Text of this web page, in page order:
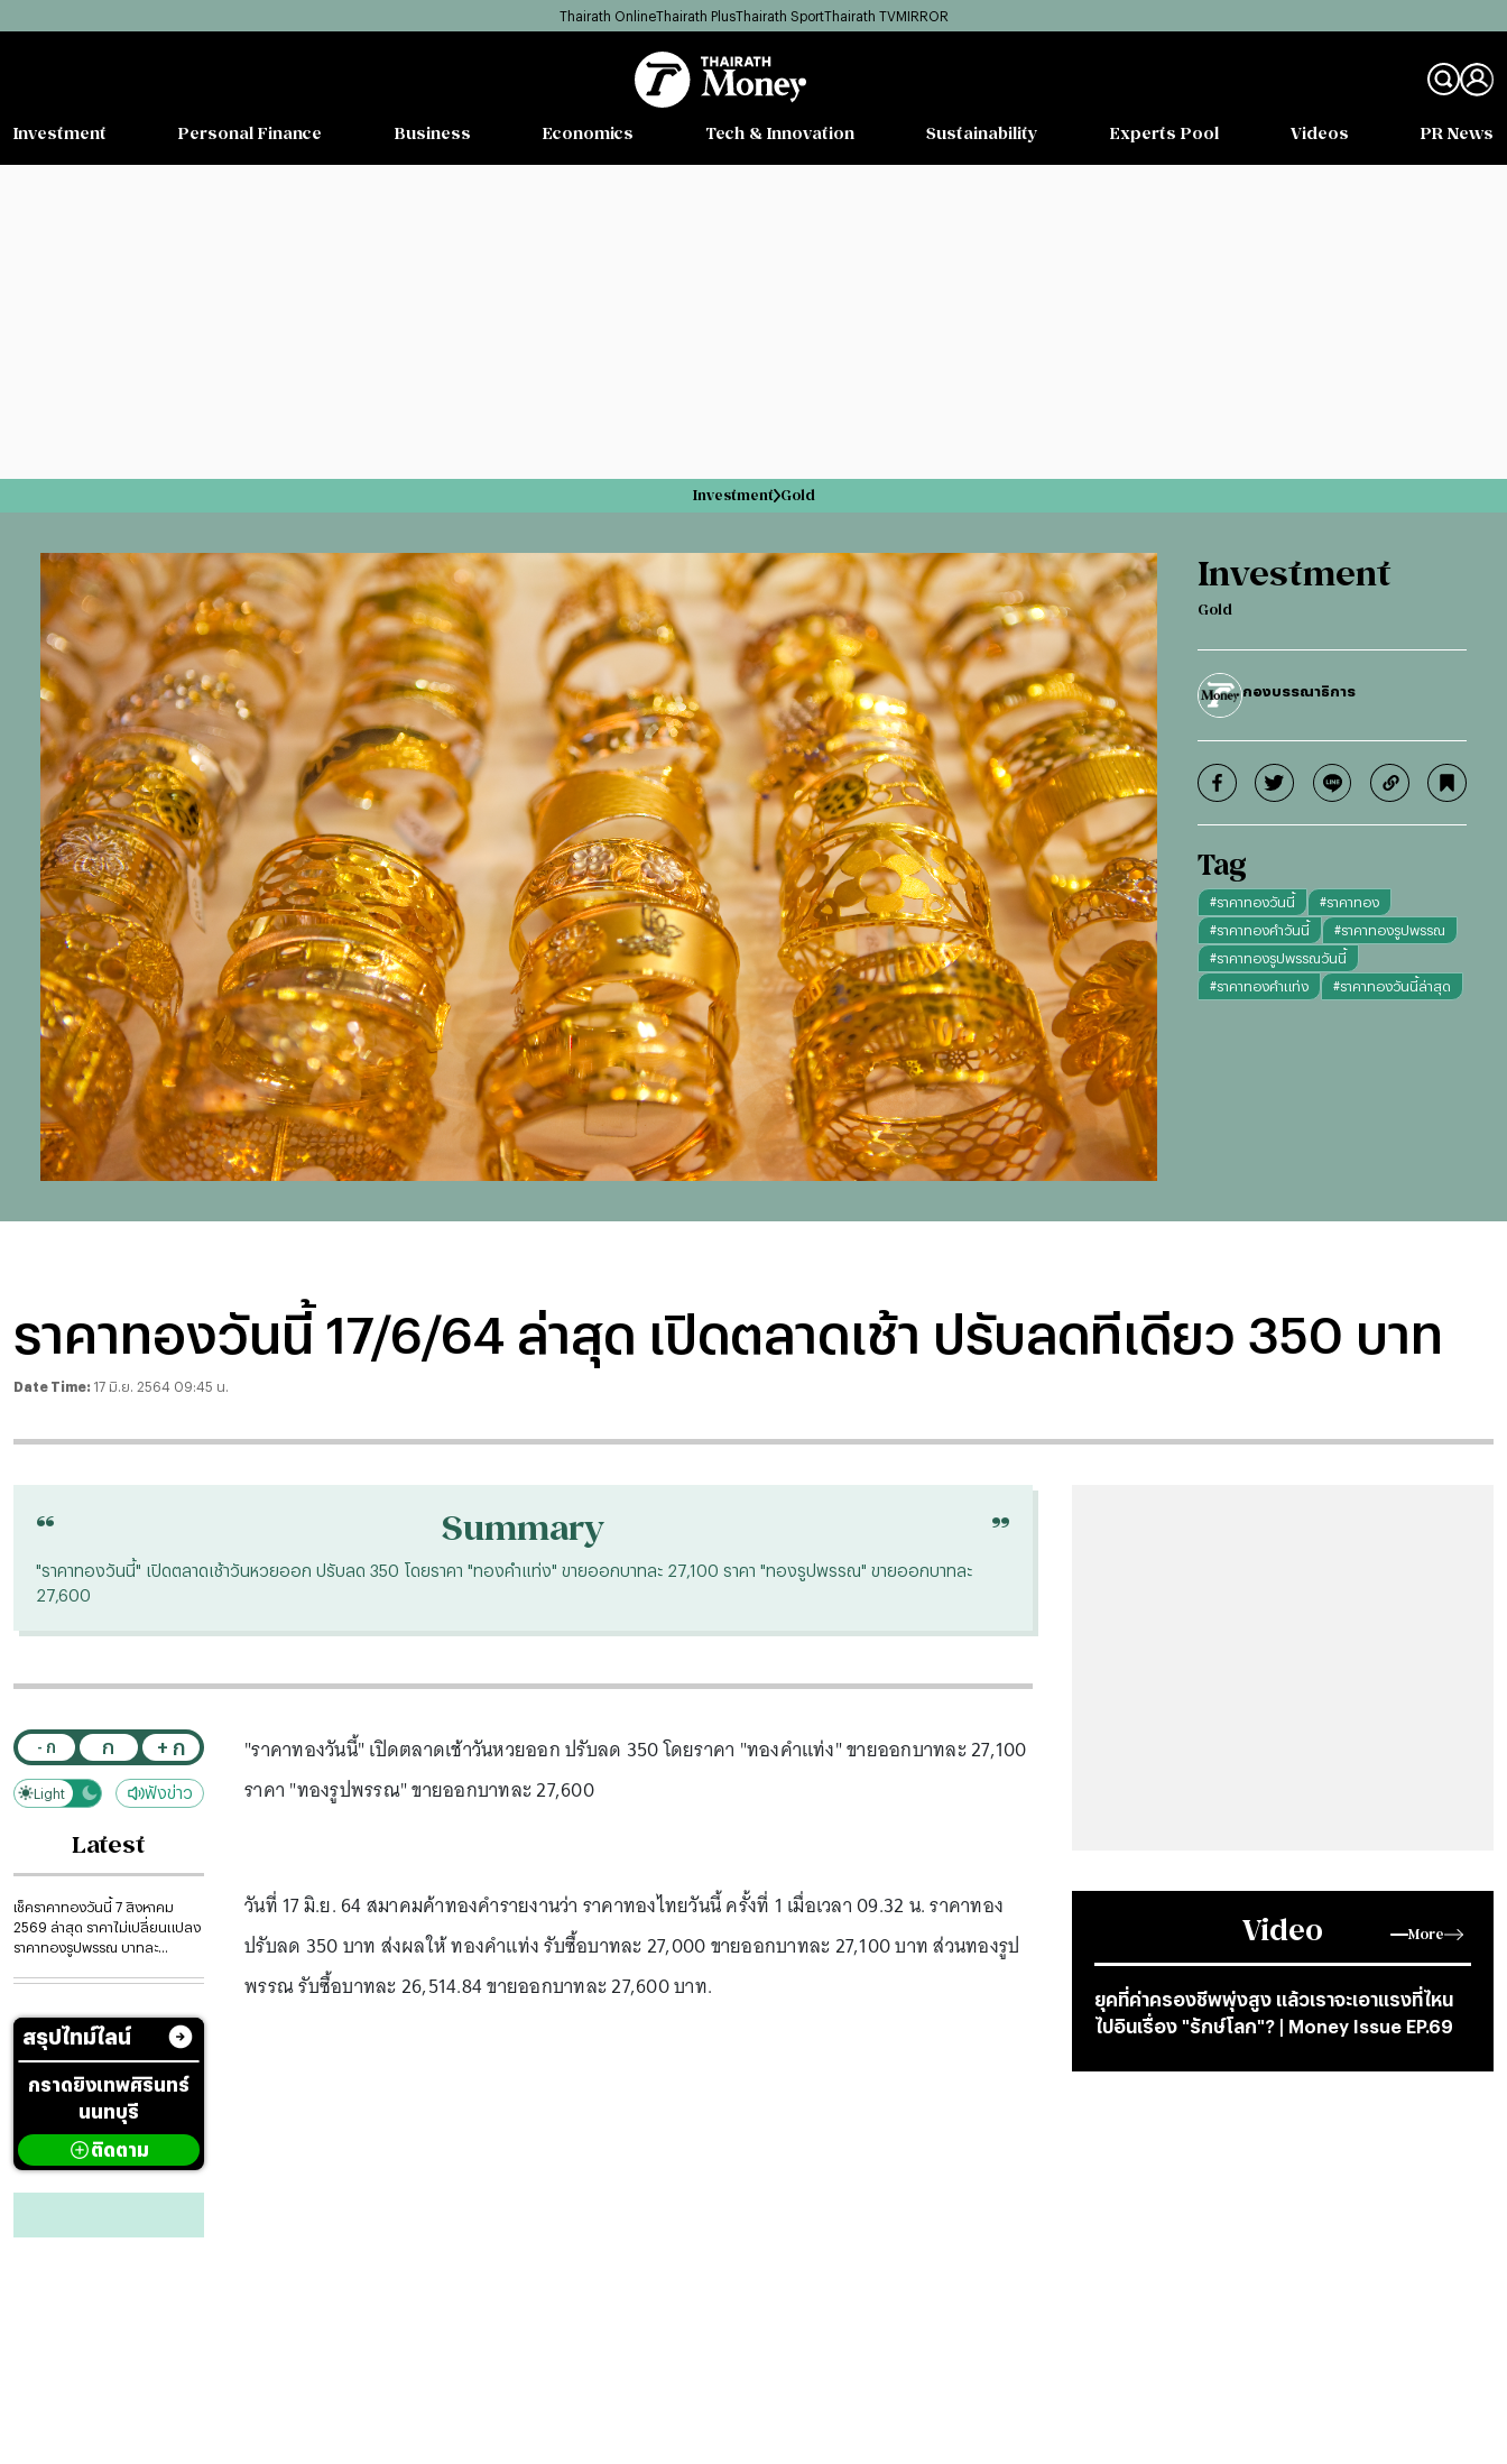
Thairath OnlineThairath PlusThairath SportThairath TVMIRROR
Investment Personal Finance Business Economics Tech & Innovation Sustainability Experts Pool Videos PR News
Investment Gold
Investment
Gold
กองบรรณาธิการ
Tag
#ราคาทองวันนี้ #ราคาทอง
#ราคาทองคำวันนี้ #ราคาทองรูปพรรณ
#ราคาทองรูปพรรณวันนี้
#ราคาทองคำแท่ง #ราคาทองวันนี้ล่าสุด
ราคาทองวันนี้ 17/6/64 ล่าสุด เปิดตลาดเช้า ปรับลดทีเดียว 350 บาท
Date Time: 17 มิ.ย. 2564 09:45 น.
Video More
ยุคที่ค่าครองชีพพุ่งสูง แล้วเราจะเอาแรงที่ไหน
ไปอินเรื่อง "รักษ์โลก"? | Money Issue EP.69
“ Summary “
"ราคาทองวันนี้" เปิดตลาดเช้าวันหวยออก ปรับลด 350 โดยราคา "ทองคำแท่ง" ขายออกบาทละ 27,100 ราคา "ทองรูปพรรณ" ขายออกบาทละ
27,600
- ก ก + ก
Dark
Light ฟังข่าว
Latest
เช็คราคาทองวันนี้ 7 สิงหาคม
2569 ล่าสุด ราคาไม่เปลี่ยนแปลง
ราคาทองรูปพรรณ บาทละ
สรุปไทม์ไลน์
กราดยิงเทพศิรินทร์
นนทบุรี
ติดตาม
"ราคาทองวันนี้" เปิดตลาดเช้าวันหวยออก ปรับลด 350 โดยราคา "ทองคำแท่ง" ขายออกบาทละ 27,100
ราคา "ทองรูปพรรณ" ขายออกบาทละ 27,600
วันที่ 17 มิ.ย. 64 สมาคมค้าทองคำรายงานว่า ราคาทองไทยวันนี้ ครั้งที่ 1 เมื่อเวลา 09.32 น. ราคาทอง
ปรับลด 350 บาท ส่งผลให้ ทองคำแท่ง รับซื้อบาทละ 27,000 ขายออกบาทละ 27,100 บาท ส่วนทองรูป
พรรณ รับซื้อบาทละ 26,514.84 ขายออกบาทละ 27,600 บาท.